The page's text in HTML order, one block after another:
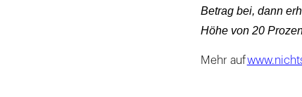
Betrag bei, dann
Höhe von 20
Mehr auf